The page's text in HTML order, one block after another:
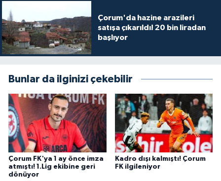
Çorum'da hazine arazileri
satışa çıkarıldı! 20 bin liradan
başlıyor
Bunlar da ilginizi çekebilir
Çorum FK'ya 1 ay önce imza
atmıştı! 1.Lig ekibine geri
dönüyor
Kadro dışı kalmıştı! Çorum
FK ilgileniyor